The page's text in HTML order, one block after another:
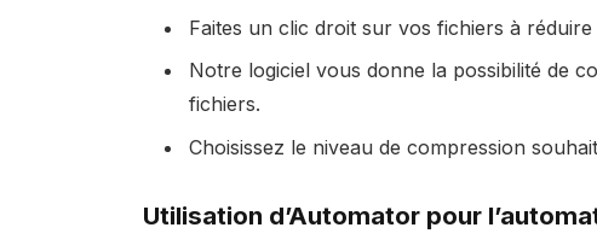
Faites un clic droit sur vos fichiers à réduire
Notre logiciel vous donne la possibilité de
fichiers.
Choisissez le niveau de compression
Utilisation d’Automator pour